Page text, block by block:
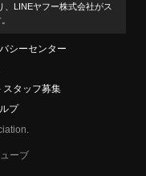
、LINEヤフー株式会社がス
シーセンター
スタッフ募集
プ
ーブ